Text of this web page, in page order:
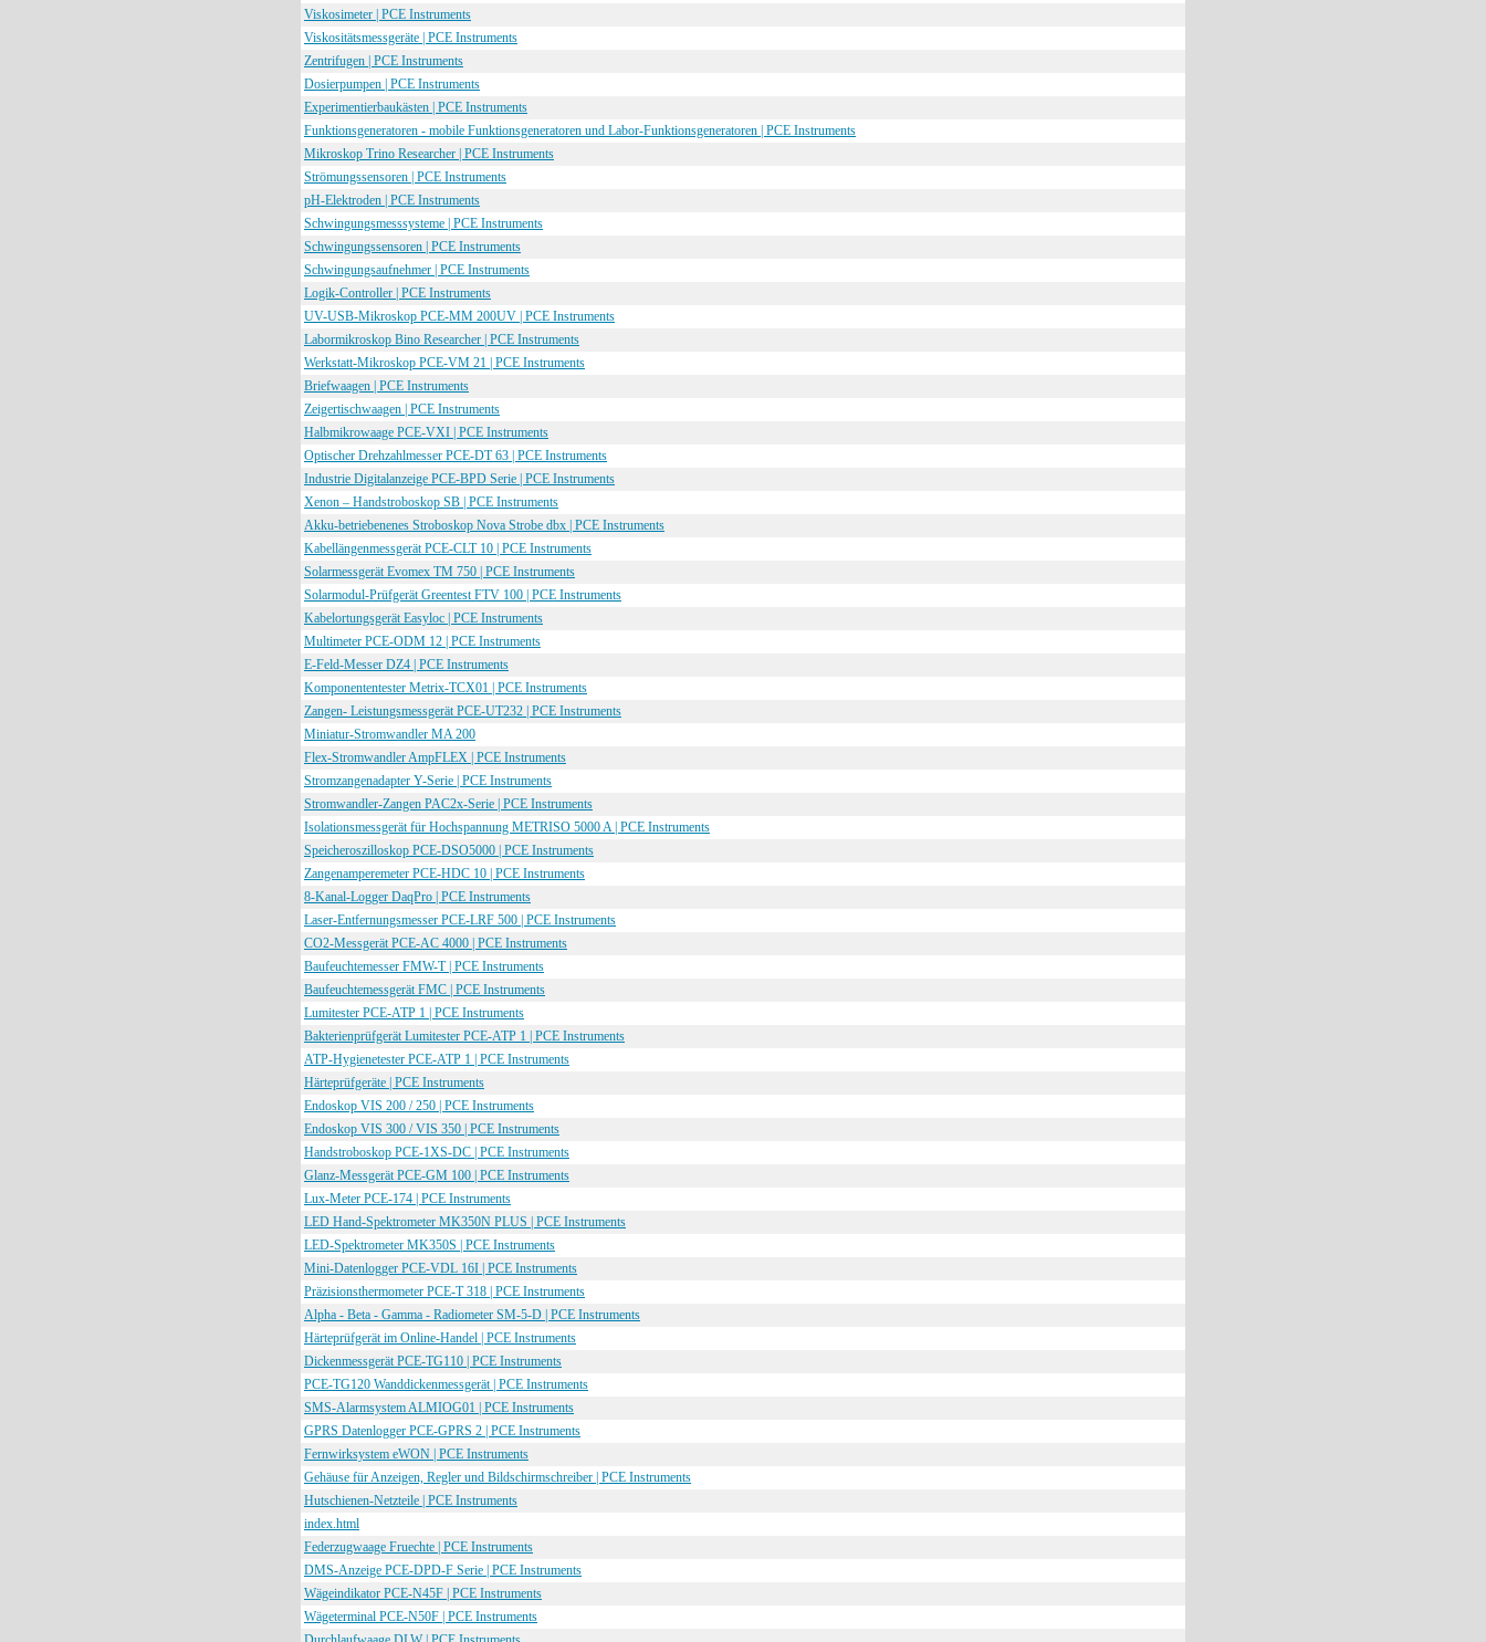
Viskosimeter | PCE Instruments
Viskositätsmessgeräte | PCE Instruments
Zentrifugen | PCE Instruments
Dosierpumpen | PCE Instruments
Experimentierbaukästen | PCE Instruments
Funktionsgeneratoren - mobile Funktionsgeneratoren und Labor-Funktionsgeneratoren | PCE Instruments
Mikroskop Trino Researcher | PCE Instruments
Strömungssensoren | PCE Instruments
pH-Elektroden | PCE Instruments
Schwingungsmesssysteme | PCE Instruments
Schwingungssensoren | PCE Instruments
Schwingungsaufnehmer | PCE Instruments
Logik-Controller | PCE Instruments
UV-USB-Mikroskop PCE-MM 200UV | PCE Instruments
Labormikroskop Bino Researcher | PCE Instruments
Werkstatt-Mikroskop PCE-VM 21 | PCE Instruments
Briefwaagen | PCE Instruments
Zeigertischwaagen | PCE Instruments
Halbmikrowaage PCE-VXI | PCE Instruments
Optischer Drehzahlmesser PCE-DT 63 | PCE Instruments
Industrie Digitalanzeige PCE-BPD Serie | PCE Instruments
Xenon – Handstroboskop SB | PCE Instruments
Akku-betriebenenes Stroboskop Nova Strobe dbx | PCE Instruments
Kabellängenmessgerät PCE-CLT 10 | PCE Instruments
Solarmessgerät Evomex TM 750 | PCE Instruments
Solarmodul-Prüfgerät Greentest FTV 100 | PCE Instruments
Kabelortungsgerät Easyloc | PCE Instruments
Multimeter PCE-ODM 12 | PCE Instruments
E-Feld-Messer DZ4 | PCE Instruments
Komponententester Metrix-TCX01 | PCE Instruments
Zangen- Leistungsmessgerät PCE-UT232 | PCE Instruments
Miniatur-Stromwandler MA 200
Flex-Stromwandler AmpFLEX | PCE Instruments
Stromzangenadapter Y-Serie | PCE Instruments
Stromwandler-Zangen PAC2x-Serie | PCE Instruments
Isolationsmessgerät für Hochspannung METRISO 5000 A | PCE Instruments
Speicheroszilloskop PCE-DSO5000 | PCE Instruments
Zangenamperemeter PCE-HDC 10 | PCE Instruments
8-Kanal-Logger DaqPro | PCE Instruments
Laser-Entfernungsmesser PCE-LRF 500 | PCE Instruments
CO2-Messgerät PCE-AC 4000 | PCE Instruments
Baufeuchtemesser FMW-T | PCE Instruments
Baufeuchtemessgerät FMC | PCE Instruments
Lumitester PCE-ATP 1 | PCE Instruments
Bakterienprüfgerät Lumitester PCE-ATP 1 | PCE Instruments
ATP-Hygienetester PCE-ATP 1 | PCE Instruments
Härteprüfgeräte | PCE Instruments
Endoskop VIS 200 / 250 | PCE Instruments
Endoskop VIS 300 / VIS 350 | PCE Instruments
Handstroboskop PCE-1XS-DC | PCE Instruments
Glanz-Messgerät PCE-GM 100 | PCE Instruments
Lux-Meter PCE-174 | PCE Instruments
LED Hand-Spektrometer MK350N PLUS | PCE Instruments
LED-Spektrometer MK350S | PCE Instruments
Mini-Datenlogger PCE-VDL 16I | PCE Instruments
Präzisionsthermometer PCE-T 318 | PCE Instruments
Alpha - Beta - Gamma - Radiometer SM-5-D | PCE Instruments
Härteprüfgerät im Online-Handel | PCE Instruments
Dickenmessgerät PCE-TG110 | PCE Instruments
PCE-TG120 Wanddickenmessgerät | PCE Instruments
SMS-Alarmsystem ALMIOG01 | PCE Instruments
GPRS Datenlogger PCE-GPRS 2 | PCE Instruments
Fernwirksystem eWON | PCE Instruments
Gehäuse für Anzeigen, Regler und Bildschirmschreiber | PCE Instruments
Hutschienen-Netzteile | PCE Instruments
index.html
Federzugwaage Fruechte | PCE Instruments
DMS-Anzeige PCE-DPD-F Serie | PCE Instruments
Wägeindikator PCE-N45F | PCE Instruments
Wägeterminal PCE-N50F | PCE Instruments